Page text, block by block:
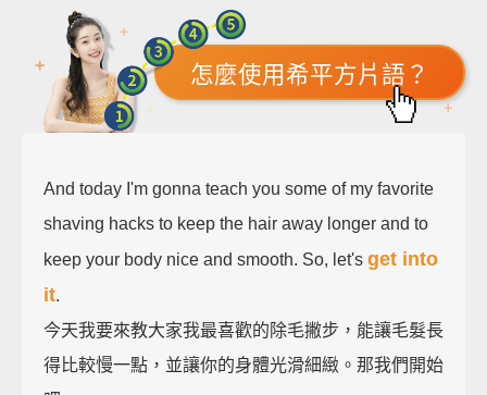
怎麼使用希平方片語？
And today I'm gonna teach you some of my favorite
shaving hacks to keep the hair away longer and to
keep your body nice and smooth. So, let's get into
it.
今天我要來教大家我最喜歡的除毛撇步，能讓毛髮長
得比較慢一點，並讓你的身體光滑細緻。那我們開始